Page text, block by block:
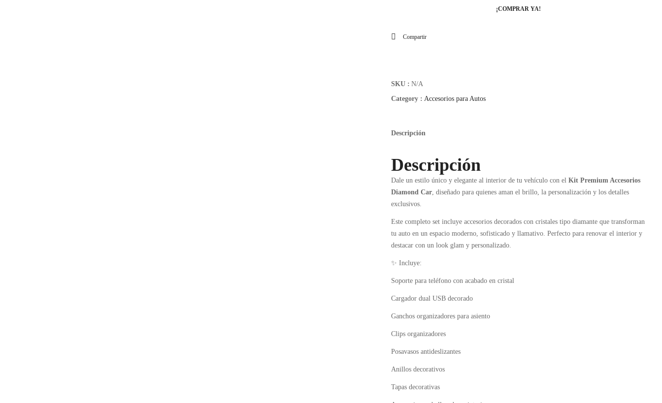
Edición
¡COMPRAR YA!
Compartir
SKU : N/A
Category : Accesorios para Autos
Descripción
Descripción
Dale un estilo único y elegante al interior de tu vehículo con el Kit Premium Accesorios
Diamond Car, diseñado para quienes aman el brillo, la personalización y los detalles
exclusivos.
Este completo set incluye accesorios decorados con cristales tipo diamante que transforman
tu auto en un espacio moderno, sofisticado y llamativo. Perfecto para renovar el interior y
destacar con un look glam y personalizado.
✨ Incluye:
Soporte para teléfono con acabado en cristal
Cargador dual USB decorado
Ganchos organizadores para asiento
Clips organizadores
Posavasos antideslizantes
Anillos decorativos
Tapas decorativas